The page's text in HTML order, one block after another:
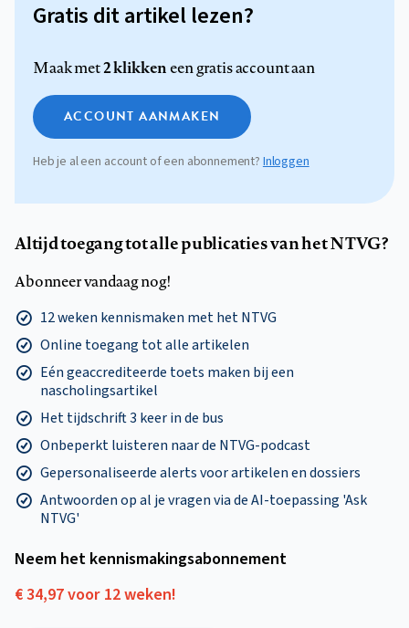
Gratis dit artikel lezen?
Maak met2 klikkeneen gratis account aan
ACCOUNT AANMAKEN
Heb je al een account of een abonnement? Inloggen
Altijd toegang tot alle publicaties van het NTVG?
Abonneer vandaag nog!
12 weken kennismaken met het NTVG
Online toegang tot alle artikelen
Eén geaccrediteerde toets maken bij een
nascholingsartikel
Het tijdschrift 3 keer in de bus
Onbeperkt luisteren naar de NTVG-podcast
Gepersonaliseerde alerts voor artikelen en dossiers
Antwoorden op al je vragen via de AI-toepassing 'Ask
NTVG'
Neem het kennismakings­abonnement
€ 34,97 voor 12 weken!